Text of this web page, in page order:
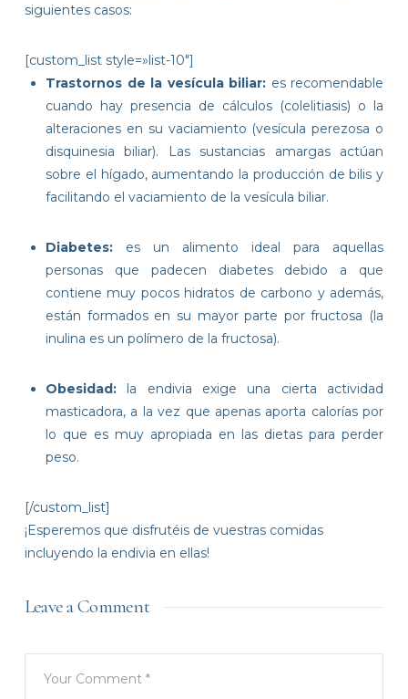
siguientes casos:
[custom_list style=»list-10″]
Trastornos de la vesícula biliar: es recomendable
cuando hay presencia de cálculos (colelitiasis) o la
alteraciones en su vaciamiento (vesícula perezosa o
disquinesia biliar). Las sustancias amargas actúan
sobre el hígado, aumentando la producción de bilis y
facilitando el vaciamiento de la vesícula biliar.
Diabetes: es un alimento ideal para aquellas
personas que padecen diabetes debido a que
contiene muy pocos hidratos de carbono y además,
están formados en su mayor parte por fructosa (la
inulina es un polímero de la fructosa).
Obesidad: la endivia exige una cierta actividad
masticadora, a la vez que apenas aporta calorías por
lo que es muy apropiada en las dietas para perder
peso.
[/custom_list]
¡Esperemos que disfrutéis de vuestras comidas
incluyendo la endivia en ellas!
Leave a Comment